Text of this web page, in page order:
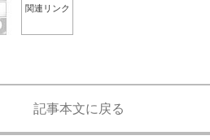
関連リンク
記事本文に戻る